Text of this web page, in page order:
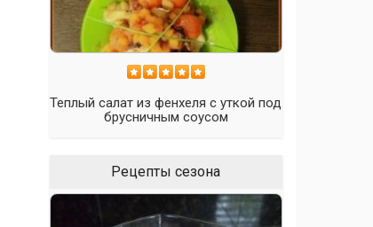
Теплый салат из фенхеля с уткой под
брусничным соусом
Рецепты сезона